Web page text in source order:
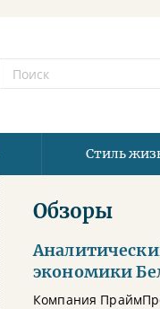
Стиль
Обзоры
экономики
Компания